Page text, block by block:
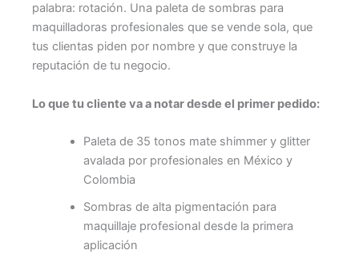
palabra: rotación. Una paleta de sombras para
maquilladoras profesionales que se vende sola, que
tus clientas piden por nombre y que construye la
reputación de tu negocio.
Lo que tu cliente va a notar desde el primer pedido:
Paleta de 35 tonos mate shimmer y glitter
avalada por profesionales en México y
Colombia
Sombras de alta pigmentación para
maquillaje profesional desde la primera
aplicación